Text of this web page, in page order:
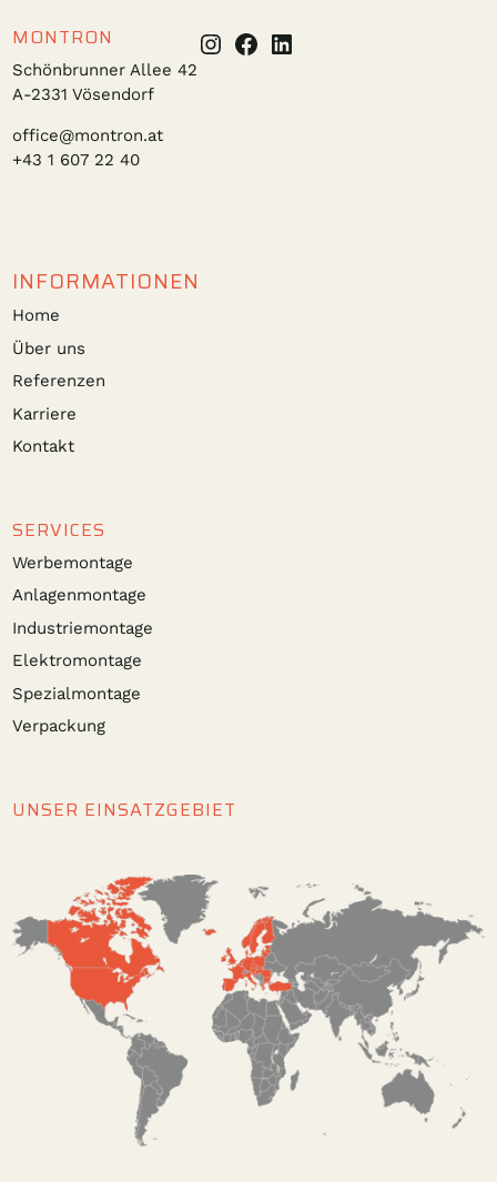
MONTRON
Schönbrunner Allee 42
A-2331 Vösendorf
office@montron.at
+43 1 607 22 40
Instagram
Facebook
LinkedIn
INFORMATIONEN
Home
Über uns
Referenzen
Karriere
Kontakt
SERVICES
Werbemontage
Anlagenmontage
Industriemontage
Elektromontage
Spezialmontage
Verpackung
UNSER EINSATZGEBIET